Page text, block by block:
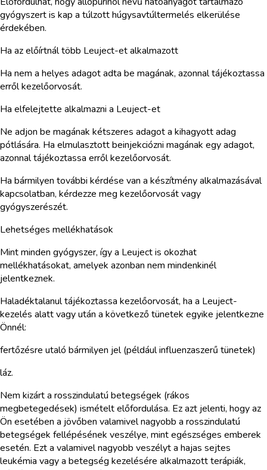
gyógyszert is kap a túlzott húgysavtúltermelés elkerülése
érdekében.
Ha az előírtnál több Leuject-et alkalmazott
Ha nem a helyes adagot adta be magának, azonnal tájékoztassa
erről kezelőorvosát.
Ha elfelejtette alkalmazni a Leuject-et
Ne adjon be magának kétszeres adagot a kihagyott adag
pótlására. Ha elmulasztott beinjekciózni magának egy adagot,
azonnal tájékoztassa erről kezelőorvosát.
Ha bármilyen további kérdése van a készítmény alkalmazásával
kapcsolatban, kérdezze meg kezelőorvosát vagy
gyógyszerészét.
Lehetséges mellékhatások
Mint minden gyógyszer, így a Leuject is okozhat
mellékhatásokat, amelyek azonban nem mindenkinél
jelentkeznek.
Haladéktalanul tájékoztassa kezelőorvosát, ha a Leuject-
kezelés alatt vagy után a következő tünetek egyike jelentkezne
Önnél:
fertőzésre utaló bármilyen jel (például influenzaszerű tünetek)
láz.
Nem kizárt a rosszindulatú betegségek (rákos
megbetegedések) ismételt előfordulása. Ez azt jelenti, hogy az
Ön esetében a jövőben valamivel nagyobb a rosszindulatú
betegségek fellépésének veszélye, mint egészséges emberek
esetén. Ezt a valamivel nagyobb veszélyt a hajas sejtes
leukémia vagy a betegség kezelésére alkalmazott terápiák,